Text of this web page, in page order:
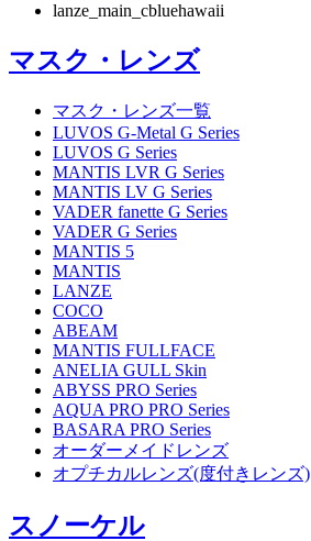
lanze_main_cbluehawaii
マスク・レンズ
マスク・レンズ一覧
LUVOS G-Metal G Series
LUVOS G Series
MANTIS LVR G Series
MANTIS LV G Series
VADER fanette G Series
VADER G Series
MANTIS 5
MANTIS
LANZE
COCO
ABEAM
MANTIS FULLFACE
ANELIA GULL Skin
ABYSS PRO Series
AQUA PRO PRO Series
BASARA PRO Series
オーダーメイドレンズ
オプチカルレンズ(度付きレンズ)
スノーケル